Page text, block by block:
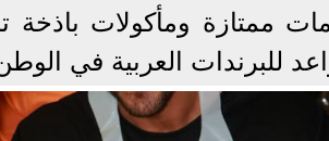
ممتازة ومأكولات باذخة
للبرندات العربية في